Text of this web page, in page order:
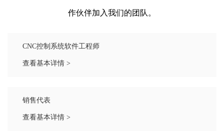
作伙伴加入我们的团队。
CNC控制系统软件工程师
查看基本详情 >
销售代表
查看基本详情 >